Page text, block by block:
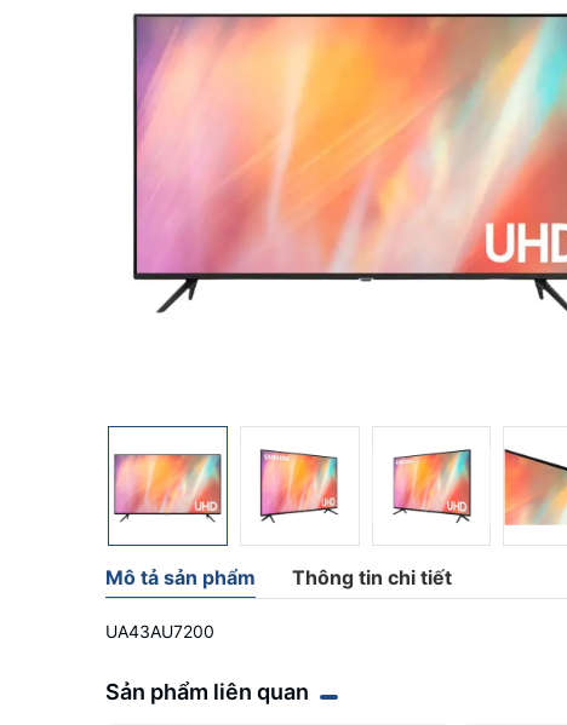
Mô tả sản phẩm Thông tin chi tiết
UA43AU7200
Sản phẩm liên quan